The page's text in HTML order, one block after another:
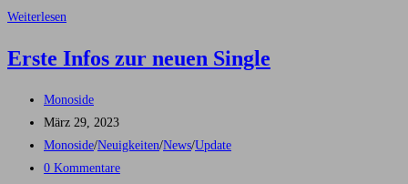
Weiterlesen
neuen
‚I
WANT
TO
BE
Erste Infos zur neuen Single
Beitrags-
Autor:
Monoside
Beitrag
veröffentlicht:
März 29, 2023
Beitrags-
Kategorie:
Monoside/Neuigkeiten/News/Update
Beitrags-
0 Kommentare